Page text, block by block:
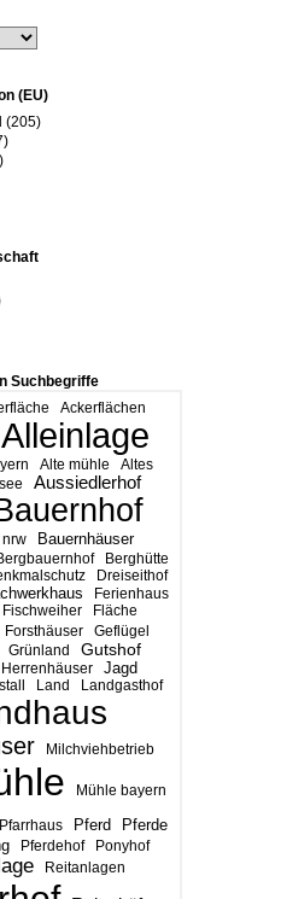
(EU)
(205)
Suchbegriffe
Ackerflächen
Alleinlage
Alte mühle
Altes
Aussiedlerhof
nrw Bauernhäuser
Berghütte
Dreiseithof
Ferienhaus
Fischweiher Fläche
Forsthäuser
Geflügel
Grünland
Gutshof
Herrenhäuser Jagd
Land Landgasthof
Milchviehbetrieb
Mühle bayern
Pfarrhaus Pferd Pferde
Pferdehof Ponyhof
Reitanlagen